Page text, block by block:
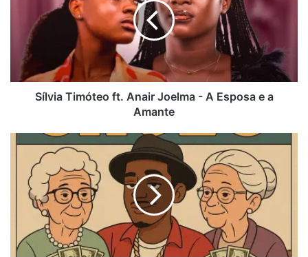
Joelma
Esposa
e
Sílvia Timóteo ft. Anair Joelma - A Esposa e a
Amante
Márcio
Beats
Chulo